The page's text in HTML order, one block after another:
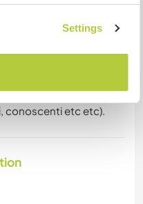
Settings
la nostra piccola
e non si fuma (si
ospite non potrà
conoscenti etc etc).